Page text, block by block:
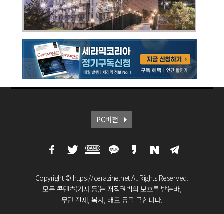
PC버전
Copyright © https://cerazine.net All Rights Reserved.
모든 콘텐츠(기사 등)는 저작권법의 보호를 받는바,
무단 전재, 복사, 배포 등을 금합니다.